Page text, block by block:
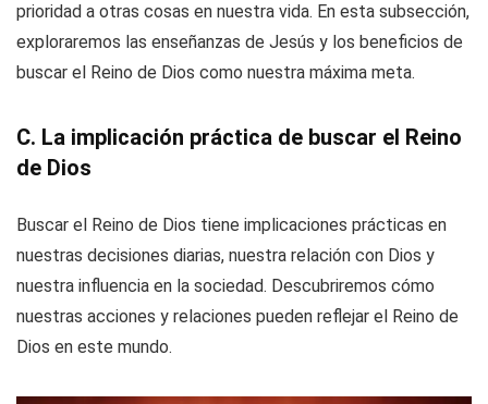
prioridad a otras cosas en nuestra vida. En esta subsección,
exploraremos las enseñanzas de Jesús y los beneficios de
buscar el Reino de Dios como nuestra máxima meta.
C. La implicación práctica de buscar el Reino
de Dios
Buscar el Reino de Dios tiene implicaciones prácticas en
nuestras decisiones diarias, nuestra relación con Dios y
nuestra influencia en la sociedad. Descubriremos cómo
nuestras acciones y relaciones pueden reflejar el Reino de
Dios en este mundo.